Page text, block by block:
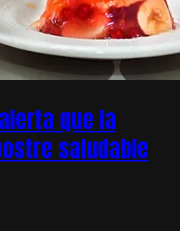
que la
saludable